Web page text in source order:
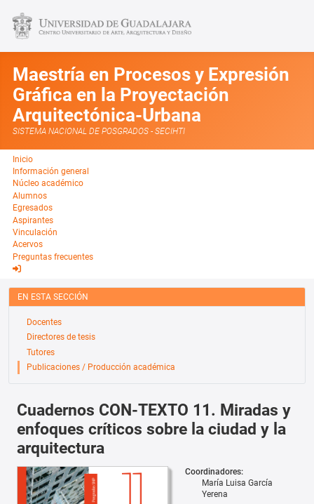
Maestría en Procesos y Expresión
Gráfica en la Proyectación
Arquitectónica-Urbana
SISTEMA NACIONAL DE POSGRADOS - SECIHTI
Inicio
Información general
Núcleo académico
Alumnos
Egresados
Aspirantes
Vinculación
Acervos
Preguntas frecuentes
EN ESTA SECCIÓN
Docentes
Directores de tesis
Tutores
Publicaciones / Producción académica
Cuadernos CON-TEXTO 11. Miradas y
enfoques críticos sobre la ciudad y la
arquitectura
Coordinadores:
María Luisa García
Yerena